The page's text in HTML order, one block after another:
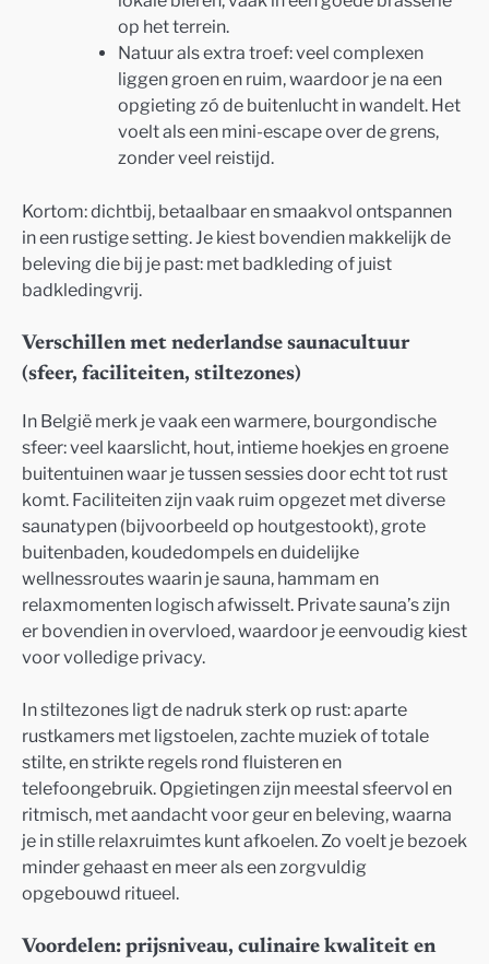
op het terrein.
Natuur als extra troef: veel complexen
liggen groen en ruim, waardoor je na een
opgieting zó de buitenlucht in wandelt. Het
voelt als een mini-escape over de grens,
zonder veel reistijd.
Kortom: dichtbij, betaalbaar en smaakvol ontspannen
in een rustige setting. Je kiest bovendien makkelijk de
beleving die bij je past: met badkleding of juist
badkledingvrij.
Verschillen met nederlandse saunacultuur
(sfeer, faciliteiten, stiltezones)
In België merk je vaak een warmere, bourgondische
sfeer: veel kaarslicht, hout, intieme hoekjes en groene
buitentuinen waar je tussen sessies door echt tot rust
komt. Faciliteiten zijn vaak ruim opgezet met diverse
saunatypen (bijvoorbeeld op houtgestookt), grote
buitenbaden, koudedompels en duidelijke
wellnessroutes waarin je sauna, hammam en
relaxmomenten logisch afwisselt. Private sauna’s zijn
er bovendien in overvloed, waardoor je eenvoudig kiest
voor volledige privacy.
In stiltezones ligt de nadruk sterk op rust: aparte
rustkamers met ligstoelen, zachte muziek of totale
stilte, en strikte regels rond fluisteren en
telefoongebruik. Opgietingen zijn meestal sfeervol en
ritmisch, met aandacht voor geur en beleving, waarna
je in stille relaxruimtes kunt afkoelen. Zo voelt je bezoek
minder gehaast en meer als een zorgvuldig
opgebouwd ritueel.
Voordelen: prijsniveau, culinaire kwaliteit en